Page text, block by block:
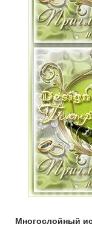
Многослойный